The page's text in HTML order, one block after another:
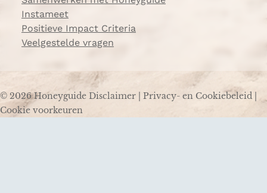
Instameet
Positieve Impact Criteria
Veelgestelde vragen
© 2026 Honeyguide Disclaimer Privacy- en Cookiebeleid
Cookie voorkeuren